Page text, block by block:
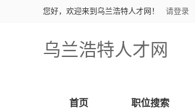
您好，欢迎来到乌兰浩特人才网！ 请登录
乌兰浩特人才网
首页 职位搜索